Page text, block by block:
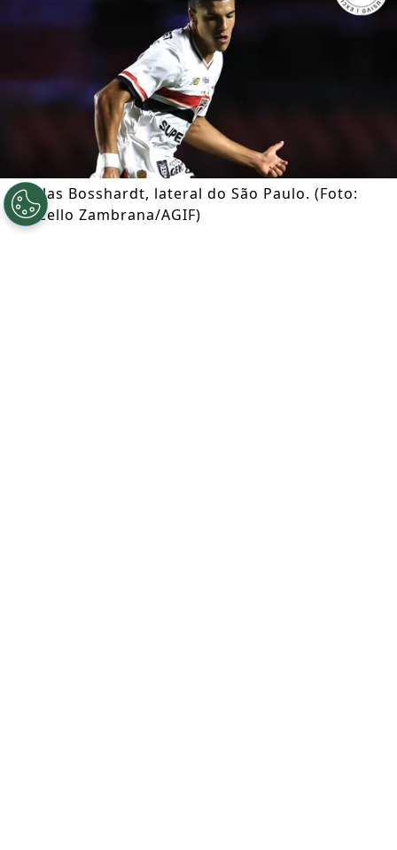
Nicolas Bosshardt, lateral do São Paulo. (Foto:
Marcello Zambrana/AGIF)